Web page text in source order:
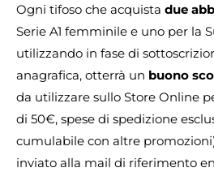
Ogni tifoso che acquista due
Serie A1 femminile e uno per la
utilizzando in fase di
anagrafica, otterrà un buono
da utilizzare sullo Store Online
di 50€, spese di spedizione
cumulabile con altre
inviato alla mail di riferimento